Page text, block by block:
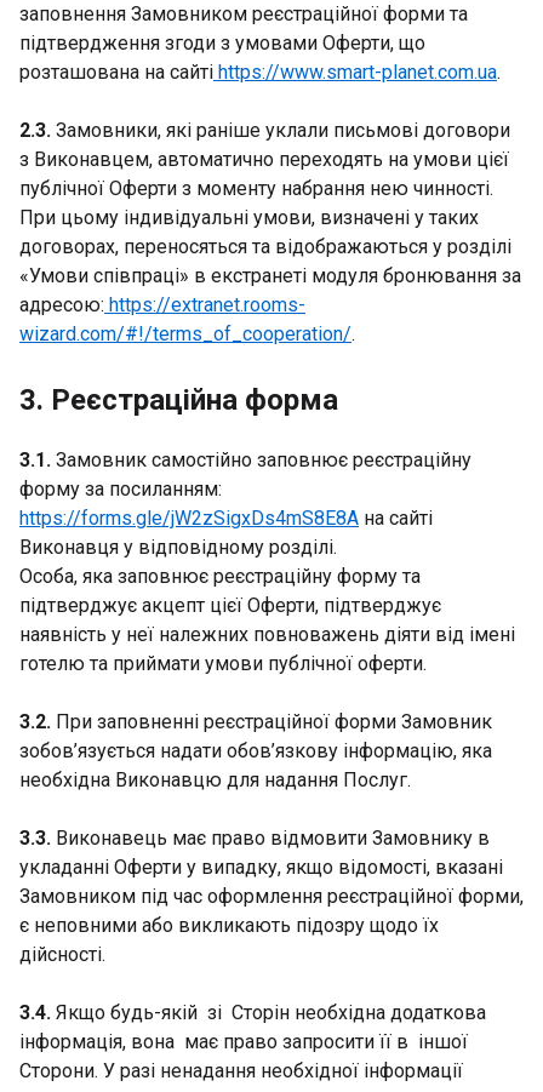
заповнення Замовником реєстраційної форми та
підтвердження згоди з умовами Оферти, що
розташована на сайті https://www.smart-planet.com.ua.
2.3. Замовники, які раніше уклали письмові договори
з Виконавцем, автоматично переходять на умови цієї
публічної Оферти з моменту набрання нею чинності.
При цьому індивідуальні умови, визначені у таких
договорах, переносяться та відображаються у розділі
«Умови співпраці» в екстранеті модуля бронювання за
адресою: https://extranet.rooms-
wizard.com/#!/terms_of_cooperation/.
3. Реєстраційна форма
3.1. Замовник самостійно заповнює реєстраційну
форму за посиланням:
https://forms.gle/jW2zSigxDs4mS8E8A на сайті
Виконавця у відповідному розділі.
Особа, яка заповнює реєстраційну форму та
підтверджує акцепт цієї Оферти, підтверджує
наявність у неї належних повноважень діяти від імені
готелю та приймати умови публічної оферти.
3.2. При заповненні реєстраційної форми Замовник
зобов’язується надати обов’язкову інформацію, яка
необхідна Виконавцю для надання Послуг.
3.3. Виконавець має право відмовити Замовнику в
укладанні Оферти у випадку, якщо відомості, вказані
Замовником під час оформлення реєстраційної форми,
є неповними або викликають підозру щодо їх
дійсності.
3.4. Якщо будь-якій зі Сторін необхідна додаткова
інформація, вона має право запросити її в іншої
Сторони. У разі ненадання необхідної інформації